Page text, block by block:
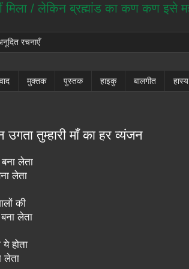
मिला / लेकिन ब्रह्मांड का कण कण इसे
रचनाएँ
मुक्तक पुस्तक हाइकु बालगीत
तुम्हारी माँ का हर व्यंजन
लेता
लेता
की
लेता
होता
लेता